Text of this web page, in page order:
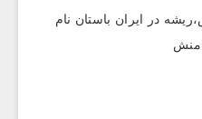
در ایران باستان نام